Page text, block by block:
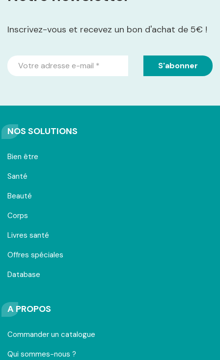
Inscrivez-vous et recevez un bon d'achat de 5€ !
NOS SOLUTIONS
Bien être
Santé
Beauté
Corps
Livres santé
Offres spéciales
Database
A PROPOS
Commander un catalogue
Qui sommes-nous ?